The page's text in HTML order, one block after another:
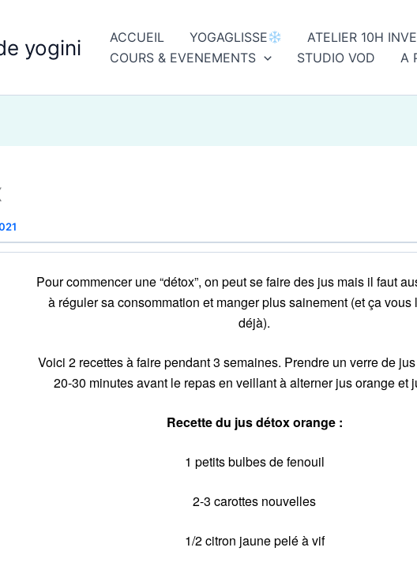
yogini ACCUEIL YOGAGLISSE
ATELIER 10H
COURS & EVENEMENTS
STUDIO VOD A
Pour commencer une “détox”, on peut se faire des jus mais il faut
à réguler sa consommation et manger plus sainement (et ça vous
déjà).
Voici 2 recettes à faire pendant 3 semaines. Prendre un verre de
20-30 minutes avant le repas en veillant à alterner jus orange et
Recette du jus détox orange :
1 petits bulbes de fenouil
2-3 carottes nouvelles
1/2 citron jaune pelé à vif